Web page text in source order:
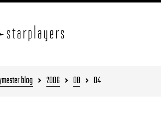
blog 2006 08 04